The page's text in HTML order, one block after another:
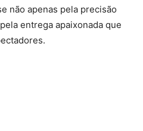
não apenas pela precisão
entrega apaixonada que